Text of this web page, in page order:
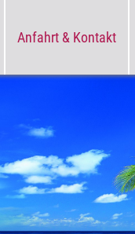
Anfahrt & Kontakt